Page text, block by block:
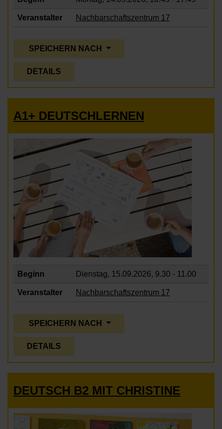
Veranstalter Nachbarschaftszentrum 17
SPEICHERN NACH
DETAILS
A1+ DEUTSCHLERNEN
Beginn Dienstag, 15.09.2026, 9.30 - 11.00
Veranstalter Nachbarschaftszentrum 17
SPEICHERN NACH
DETAILS
DEUTSCH B2 MIT CHRISTINE